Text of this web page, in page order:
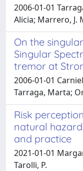
2006-01-01
Alicia; Marrero, J.
On the
Singular
tremor at
2006-01-01
Tarraga, Marta;
Risk
natural
and practice
2021-01-01
Tarolli, P.